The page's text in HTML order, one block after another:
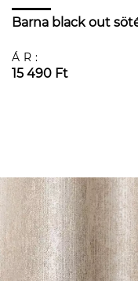
Barna black out
ÁR:
15 490 Ft